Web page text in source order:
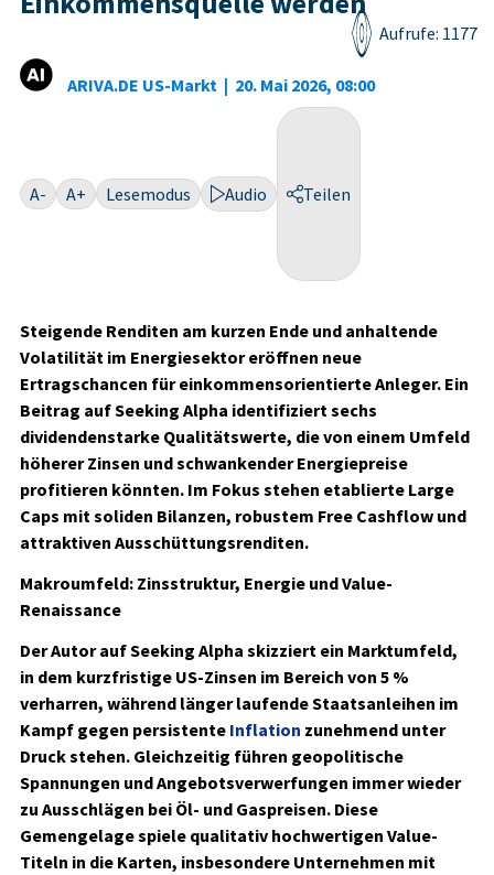
ARIVA.DE US-Markt | 20. Mai 2026, 08:00
Aufrufe: 1177
A- A+ Lesemodus Audio Teilen
Steigende Renditen am kurzen Ende und anhaltende
Volatilität im Energiesektor eröffnen neue
Ertragschancen für einkommensorientierte Anleger. Ein
Beitrag auf Seeking Alpha identifiziert sechs
dividendenstarke Qualitätswerte, die von einem Umfeld
höherer Zinsen und schwankender Energiepreise
profitieren könnten. Im Fokus stehen etablierte Large
Caps mit soliden Bilanzen, robustem Free Cashflow und
attraktiven Ausschüttungsrenditen.
Makroumfeld: Zinsstruktur, Energie und Value-
Renaissance
Der Autor auf Seeking Alpha skizziert ein Marktumfeld,
in dem kurzfristige US-Zinsen im Bereich von 5 %
verharren, während länger laufende Staatsanleihen im
Kampf gegen persistente Inflation zunehmend unter
Druck stehen. Gleichzeitig führen geopolitische
Spannungen und Angebotsverwerfungen immer wieder
zu Ausschlägen bei Öl- und Gaspreisen. Diese
Gemengelage spiele qualitativ hochwertigen Value-
Titeln in die Karten, insbesondere Unternehmen mit